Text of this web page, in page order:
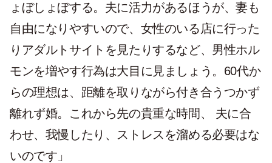
ょぼしょぼする。夫に活力があるほうが、妻も
自由になりやすいので、女性のいる店に行った
りアダルトサイトを見たりするなど、男性ホル
モンを増やす行為は大目に見ましょう。60代か
らの理想は、距離を取りながら付き合うつかず
離れず婚。これから先の貴重な時間、 夫に合
わせ、我慢したり、ストレスを溜める必要はな
いのです」